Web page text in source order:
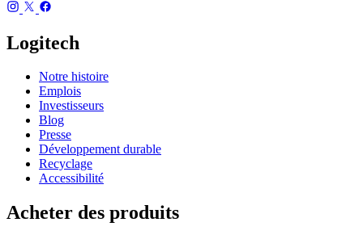
Logitech
Notre histoire
Emplois
Investisseurs
Blog
Presse
Développement durable
Recyclage
Accessibilité
Acheter des produits